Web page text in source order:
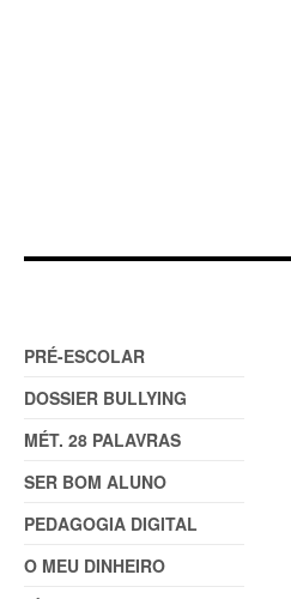
PRÉ-ESCOLAR
DOSSIER BULLYING
MÉT. 28 PALAVRAS
SER BOM ALUNO
PEDAGOGIA DIGITAL
O MEU DINHEIRO